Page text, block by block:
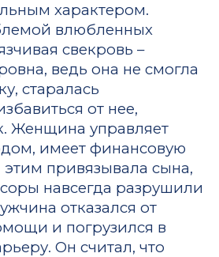
характером.
влюбленных
свекровь –
ведь она не смогла
старалась
от нее,
Женщина управляет
имеет финансовую
этим привязывала сына,
навсегда разрушили
отказался от
и погрузился в
Он считал, что